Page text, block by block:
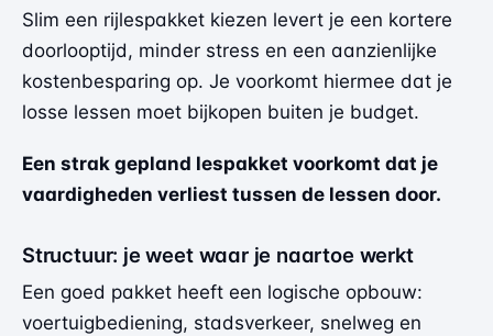
Slim een rijlespakket kiezen levert je een kortere
doorlooptijd, minder stress en een aanzienlijke
kostenbesparing op. Je voorkomt hiermee dat je
losse lessen moet bijkopen buiten je budget.
Een strak gepland lespakket voorkomt dat je
vaardigheden verliest tussen de lessen door.
Structuur: je weet waar je naartoe werkt
Een goed pakket heeft een logische opbouw:
voertuigbediening, stadsverkeer, snelweg en